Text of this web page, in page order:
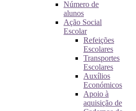
Número de
alunos
Ação Social
Escolar
Refeições
Escolares
Transportes
Escolares
Auxílios
Económicos
Apoio à
aquisição de